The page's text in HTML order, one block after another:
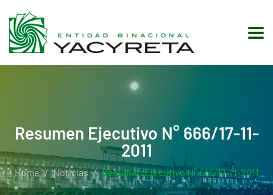
Resumen Ejecutivo N° 666/17-11-
2011
Home Noticias Resumen Ejecutivo N° 666/17-11-2011